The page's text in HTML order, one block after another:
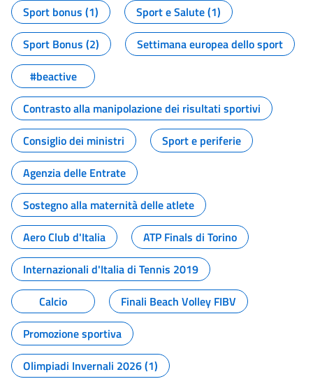
Sport bonus (1)
Sport e Salute (1)
Sport Bonus (2)
Settimana europea dello sport
#beactive
Contrasto alla manipolazione dei risultati sportivi
Consiglio dei ministri
Sport e periferie
Agenzia delle Entrate
Sostegno alla maternità delle atlete
Aero Club d'Italia
ATP Finals di Torino
Internazionali d'Italia di Tennis 2019
Calcio
Finali Beach Volley FIBV
Promozione sportiva
Olimpiadi Invernali 2026 (1)